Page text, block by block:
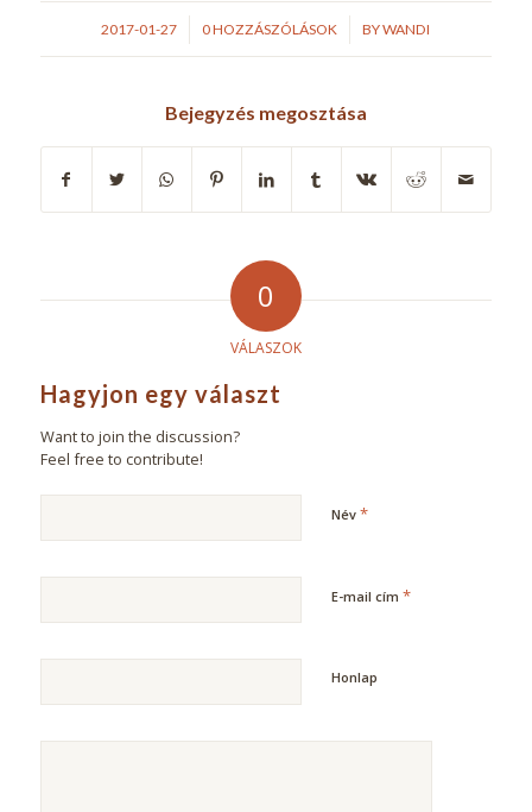
2017-01-27
/ 0 HOZZÁSZÓLÁSOK
/ BYWANDI
Bejegyzés megosztása
0
VÁLASZOK
Hagyjon egy választ
Want to join the discussion?
Feel free to contribute!
Név *
E-mail cím *
Honlap